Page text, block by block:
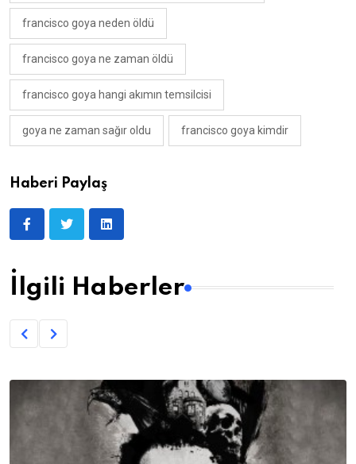
francisco goya neden öldü
francisco goya ne zaman öldü
francisco goya hangi akımın temsilcisi
goya ne zaman sağır oldu francisco goya kimdir
Haberi Paylaş
İlgili Haberler